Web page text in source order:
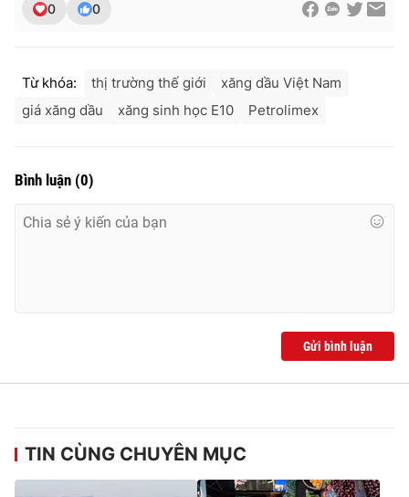
0 0
Từ khóa: thị trường thế giới
xăng dầu Việt Nam
giá xăng dầu
xăng sinh học E10 Petrolimex
Bình luận (0)
Gửi bình luận
TIN CÙNG CHUYÊN MỤC